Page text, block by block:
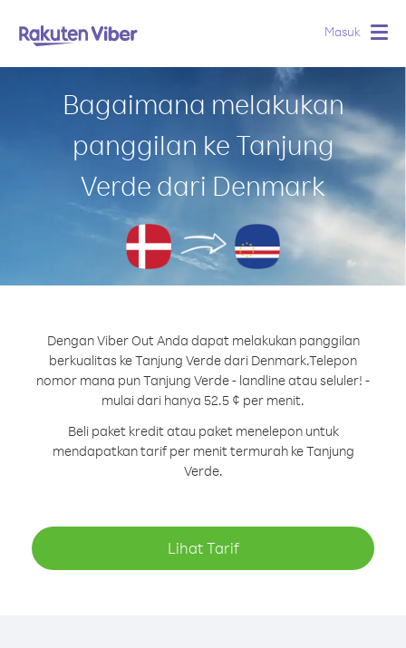
Masuk
Bagaimana melakukan
panggilan ke Tanjung
Verde dari Denmark
Dengan Viber Out Anda dapat melakukan panggilan
berkualitas ke Tanjung Verde dari Denmark.Telepon
nomor mana pun Tanjung Verde - landline atau seluler! -
mulai dari hanya 52.5 ¢ per menit.
Beli paket kredit atau paket menelepon untuk
mendapatkan tarif per menit termurah ke Tanjung
Verde.
Lihat Tarif